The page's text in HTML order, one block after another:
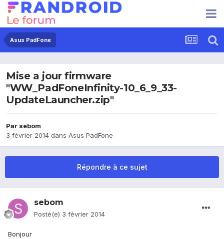
Asus PadFone
Mise a jour firmware
"WW_PadFoneInfinity-10_6_9_33-
UpdateLauncher.zip"
Par sebom
3 février 2014 dans Asus PadFone
Répondre à ce sujet
sebom
Posté(e) 3 février 2014
Bonjour